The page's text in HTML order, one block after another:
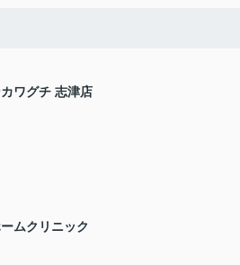
ワグチ 志津店
ムクリニック